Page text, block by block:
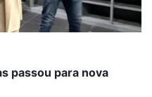
passou para nova